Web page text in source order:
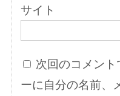
サイト
次回のコメン
ーに自分の名前、